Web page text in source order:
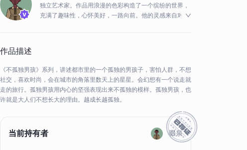
独立艺术家。作品用浪漫的色彩构造了一个缤纷的世界，
充满了趣味性，心怀美好，一路向前。他的灵感来自对生
藏。
作品描述
《不孤独男孩》系列，讲述都市里的一个孤独的男孩子，害怕人群，不想
社交，喜欢时尚，会在城市的角落里数天上的星星。会幻想有一个说走就
走的旅行。孤独男孩用内心的坚强表现出来不孤独的模样。孤独男孩，也
许就是大人们不想长大的理由。越成长越孤独。
当前持有者 啜泉